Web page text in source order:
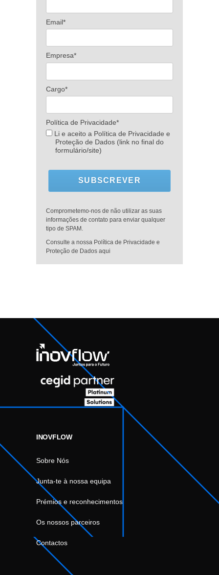
Email*
Empresa*
Cargo*
Política de Privacidade*
Li e aceito a Política de Privacidade e
Proteção de Dados (link no final do
formulário/site)
SUBSCREVER
Comprometemo-nos de não utilizar as suas
informações de contato para enviar qualquer
tipo de SPAM.
Consulte a nossa Política de Privacidade e
Proteção de Dados aqui
INOVFLOW
Sobre Nós
Junta-te à nossa equipa
Prémios e reconhecimentos
Os nossos parceiros
Contactos